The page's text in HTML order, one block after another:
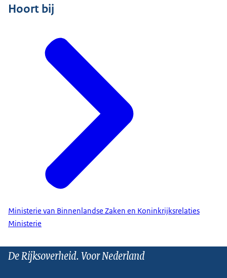
Hoort bij
Ministerie van Binnenlandse Zaken en Koninkrijksrelaties
Ministerie
De Rijksoverheid. Voor Nederland